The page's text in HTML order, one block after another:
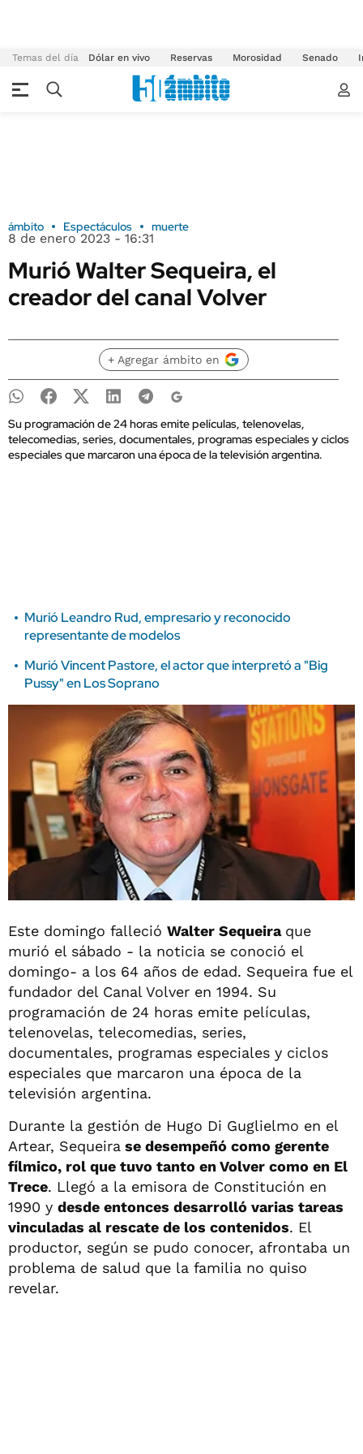
Temas del día Dólar en vivo Reservas Morosidad Senado
ámbito Espectáculos muerte
8 de enero 2023 - 16:31
Murió Walter Sequeira, el
creador del canal Volver
+ Agregar ámbito en
Su programación de 24 horas emite películas, telenovelas,
telecomedias, series, documentales, programas especiales y ciclos
especiales que marcaron una época de la televisión argentina.
Murió Leandro Rud, empresario y reconocido
representante de modelos
Murió Vincent Pastore, el actor que interpretó a "Big
Pussy" en Los Soprano
Este domingo falleció Walter Sequeira que
murió el sábado - la noticia se conoció el
domingo- a los 64 años de edad. Sequeira fue el
fundador del Canal Volver en 1994. Su
programación de 24 horas emite películas,
telenovelas, telecomedias, series,
documentales, programas especiales y ciclos
especiales que marcaron una época de la
televisión argentina.
Durante la gestión de Hugo Di Guglielmo en el
Artear, Sequeira se desempeñó como gerente
fílmico, rol que tuvo tanto en Volver como en El
Trece. Llegó a la emisora de Constitución en
1990 y desde entonces desarrolló varias tareas
vinculadas al rescate de los contenidos. El
productor, según se pudo conocer, afrontaba un
problema de salud que la familia no quiso
revelar.